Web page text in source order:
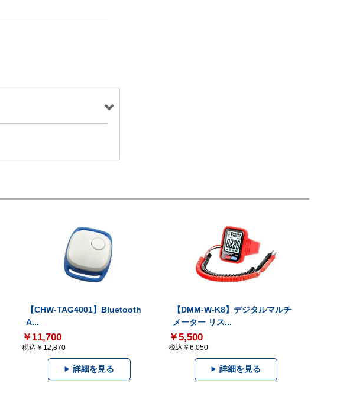
【CHW-TAG4001】Bluetooth
A...
￥11,700
税込￥12,870
詳細を見る
【DMM-W-K8】デジタルマルチ
メーター リス...
￥5,500
税込￥6,050
詳細を見る